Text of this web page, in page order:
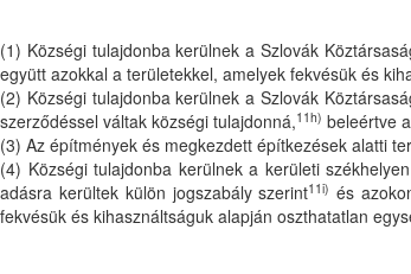
(1) Községi tulajdonba kerülnek a Szlovák
együtt azokkal a területekkel, amelyek fekvésük és
(2) Községi tulajdonba kerülnek a Szlovák
szerződéssel váltak községi tulajdonná,11h) beleértve
(3) Az építmények és megkezdett építkezések alatti
(4) Községi tulajdonba kerülnek a kerületi
adásra kerültek külön jogszabály szerint11i) és
fekvésük és kihasználtságuk alapján oszthatatlan